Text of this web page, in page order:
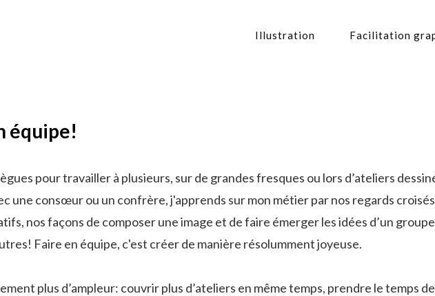
Illustration Facilitation
équipe!
pour travailler à plusieurs, sur de grandes fresques ou lors d’ateliers
une consœur ou un confrère, j'apprends sur mon métier par nos regards
nos façons de composer une image et de faire émerger les idées d’un
Faire en équipe, c'est créer de manière résolumment joyeuse.
plus d’ampleur: couvrir plus d’ateliers en même temps, prendre le temps